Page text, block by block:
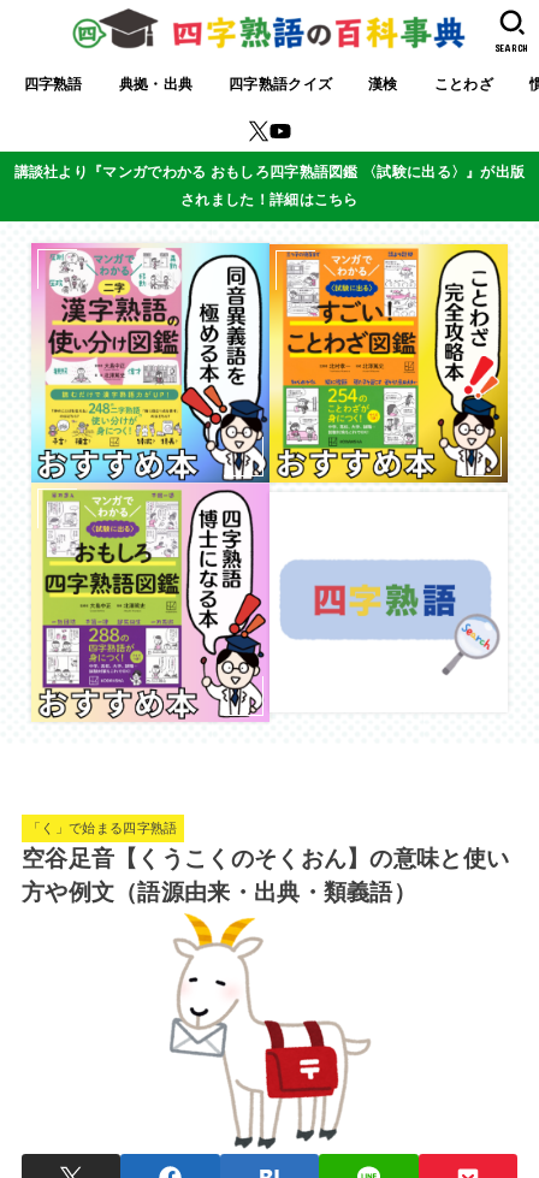
四字熟語 典拠・出典 四字熟語クイズ 漢検 ことわざ
SEARCH
講談社より『マンガでわかる おもしろ四字熟語図鑑 〈試験に出る〉』が出版
されました！詳細はこちら
「く」で始まる四字熟語
空谷足音【くうこくのそくおん】の意味と使い
方や例文（語源由来・出典・類義語）